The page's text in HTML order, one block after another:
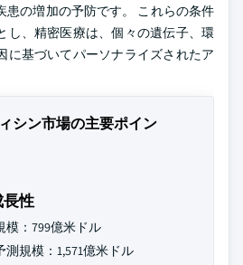
患の増加の予防です。 これらの条件
し、精密医療は、個々の遺伝子、環
に基づいてパーソナライズされたア
シン市場の主要ポイン
性
模：799億米ドル
測規模：1,571億米ドル